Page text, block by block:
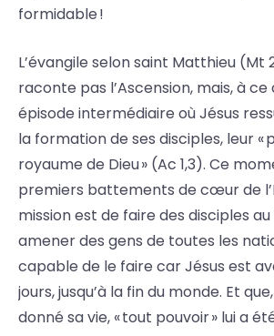
formidable !
L’évangile selon saint Matthieu (Mt
raconte pas l’Ascension, mais, à ce
épisode intermédiaire où Jésus
la formation de ses disciples, leur «
royaume de Dieu » (Ac 1,3). Ce
premiers battements de cœur de
mission est de faire des disciples
amener des gens de toutes les
capable de le faire car Jésus est
jours, jusqu’à la fin du monde. Et
donné sa vie, « tout pouvoir » lui a